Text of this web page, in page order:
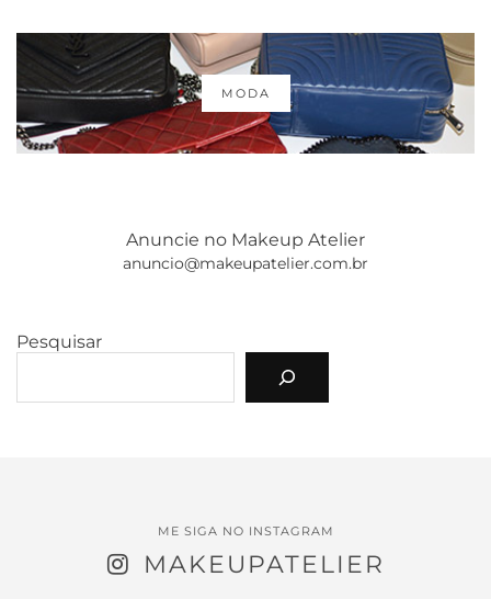
MODA
Anuncie no Makeup Atelier
anuncio@makeupatelier.com.br
Pesquisar
ME SIGA NO INSTAGRAM
MAKEUPATELIER